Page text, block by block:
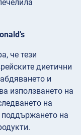
че тези
диетични
и
използването на
на
поддържането на